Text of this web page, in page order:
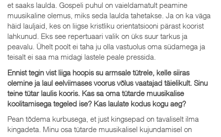
et saaks laulda. Gospeli puhul on vaieldamatult peamine
muusikaline olemus, miks seda laulda tahetakse. Ja on ka väga
häid lauljaid, kes on liigse kristliku orientatsiooni pärast koorist
lahkunud. Eks see repertuaari valik on üks suur tarkus ja
peavalu. Ühelt poolt ei taha ju olla vastuolus oma südamega ja
teisalt ei saa ma midagi lastele peale pressida.
Ennist tegin vist liiga hoopis su armsale tütrele, kelle siiras
olemine ja laul eelviimases voorus võlus vaatajad täielikult. Sinu
teine tütar laulis kooris. Kas sa oma tütarde muusikalise
koolitamisega tegeled ise? Kas laulate kodus kogu aeg?
Pean tõdema kurbusega, et just kingsepad on tavaliselt ilma
kingadeta. Minu osa tütarde muusikalisel kujundamisel on